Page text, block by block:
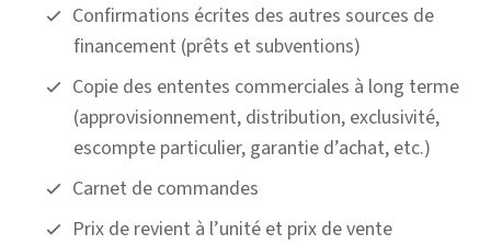
Confirmations écrites des autres sources de
financement (prêts et subventions)
Copie des ententes commerciales à long terme
(approvisionnement, distribution, exclusivité,
escompte particulier, garantie d’achat, etc.)
Carnet de commandes
Prix de revient à l’unité et prix de vente